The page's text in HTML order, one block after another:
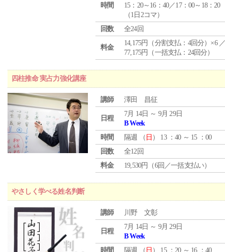
時間
15：20～16：40／17：00～18：20
（1日2コマ）
回数
全24回
料金
14,175円（分割支払：4回分）×6
77,175円（一括支払：24回分）
四柱推命 実占力強化講座
講師 澤田 昌征
日程
7月 14日 ～ 9月 29日
B Week
時間
隔週 （ 日 ） 13 ：40 ～ 15 ：00
回数
全12回
料金
19,530円（6回／一括支払い）
やさしく学べる姓名判断
講師 川野 文彰
日程
7月 14日 ～ 9月 29日
B Week
時間
隔週 （ 日 ） 15 ：20 ～ 16 ：40